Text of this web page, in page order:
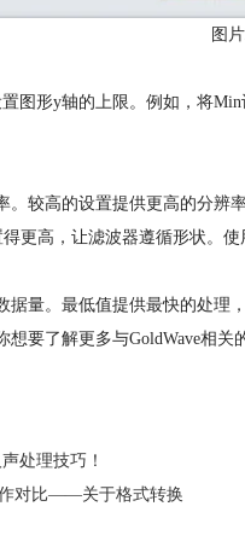
图
图形y轴的上限。例如，将
。较高的设置提供更高的分
更高，让滤波器遵循形状。
量。最低值提供最快的处理
要了解更多与GoldWave相关
处理技巧！
作对比——关于格式转换